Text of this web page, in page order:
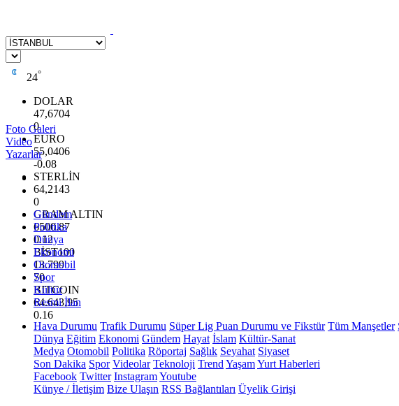
24°
DOLAR
47,6704
0
EURO
55,0406
-0.08
STERLİN
64,2143
0
GRAM ALTIN
6500.87
0.12
BİST100
13.799
70
BITCOIN
64.643,95
0.16
Foto Galeri
Video
Yazarlar
Gündem
Politika
Dünya
Ekonomi
Otomobil
Spor
Kültür
Resmi İlan
Hava Durumu Trafik Durumu Süper Lig Puan Durumu ve Fikstür Tüm Manşetler
Dünya Eğitim Ekonomi Gündem Hayat İslam Kültür-Sanat
Medya Otomobil Politika Röportaj Sağlık Seyahat Siyaset
Son Dakika Spor Videolar Teknoloji Trend YaşamYurt Haberleri
Facebook Twitter InstagramYoutube
Künye / İletişim Bize Ulaşın RSS Bağlantıları Üyelik Girişi